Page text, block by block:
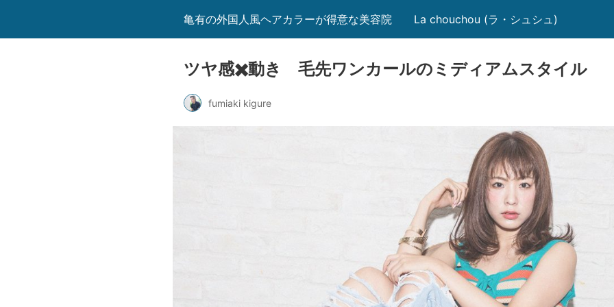
亀有の外国人風ヘアカラーが得意な美容院 La chouchou (ラ・シュシュ)
ツヤ感✖️動き 毛先ワンカールのミディアムスタイル
fumiaki kigure